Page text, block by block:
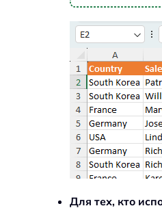
Для тех, кто